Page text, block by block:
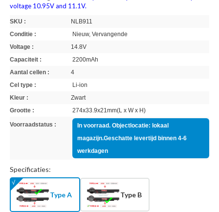
voltage 10.95V and 11.1V.
SKU :
NLB911
Conditie :
Nieuw, Vervangende
Voltage :
14.8V
Capaciteit :
2200mAh
Aantal cellen :
4
Cel type :
Li-ion
Kleur :
Zwart
Grootte :
274x33.9x21mm(L x W x H)
Voorraadstatus :
In voorraad. Objectlocatie: lokaal
magazijn.Geschatte levertijd binnen 4-6
werkdagen
Specificaties:
Type A Type B